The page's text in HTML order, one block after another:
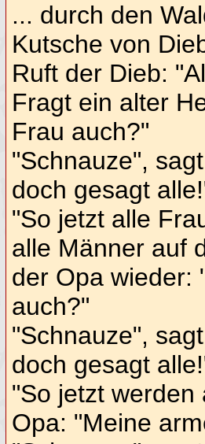
... durch den
Kutsche von
Ruft der Dieb:
Fragt ein alter
Frau auch?"
"Schnauze",
doch gesagt
"So jetzt alle
alle Männer auf
der Opa wieder:
auch?"
"Schnauze",
doch gesagt
"So jetzt
Opa: "Meine